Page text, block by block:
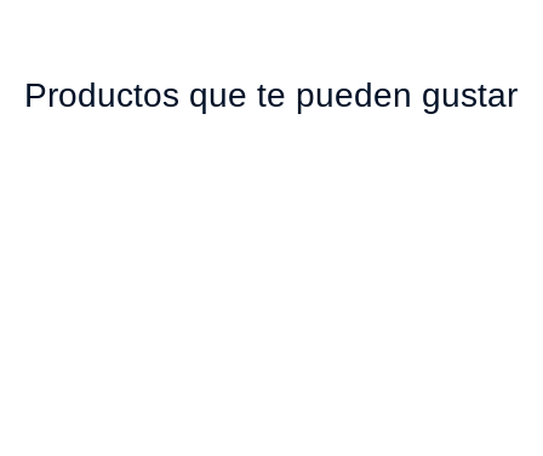
Productos que te pueden gustar